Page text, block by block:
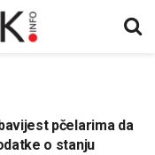
pčelarima da
o stanju